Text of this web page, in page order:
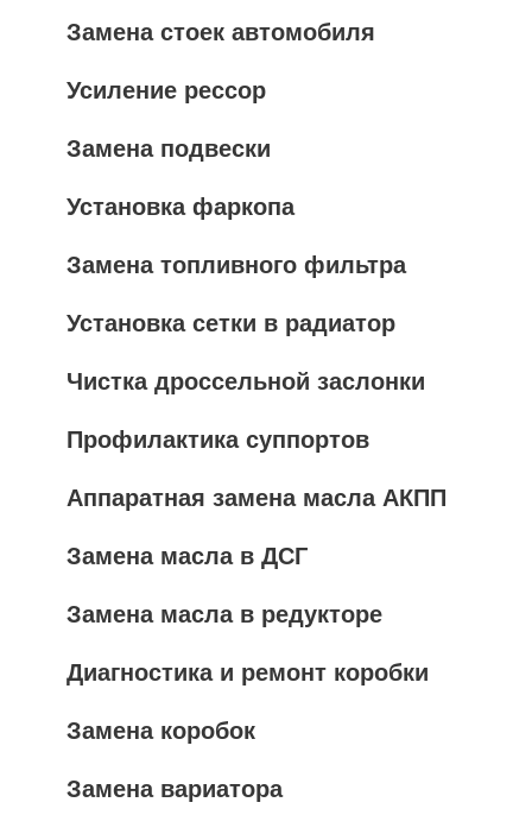
Замена стоек автомобиля
Усиление рессор
Замена подвески
Установка фаркопа
Замена топливного фильтра
Установка сетки в радиатор
Чистка дроссельной заслонки
Профилактика суппортов
Аппаратная замена масла АКПП
Замена масла в ДСГ
Замена масла в редукторе
Диагностика и ремонт коробки
Замена коробок
Замена вариатора